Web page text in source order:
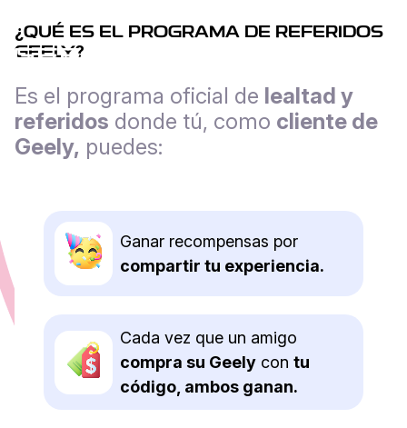
¿QUÉ ES EL PROGRAMA DE REFERIDOS
GEELY?
Es el programa oficial de lealtad y
referidos donde tú, como cliente de
Geely, puedes:
Ganar recompensas por
compartir tu experiencia.
Cada vez que un amigo
compra su Geely con tu
código, ambos ganan.